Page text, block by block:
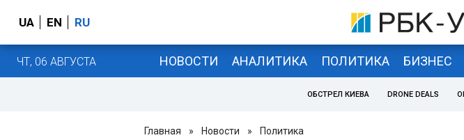
UA EN RU
ЧТ, 06 АВГУСТА НОВОСТИ АНАЛИТИКА ПОЛИТИКА БИЗНЕС
ОБСТРЕЛ КИЕВА DRONE DEALS
Главная » Новости » Политика